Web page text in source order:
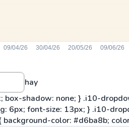
hay